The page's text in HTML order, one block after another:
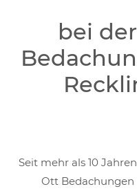
bei
Seit mehr als 10
Ott Bedachungen